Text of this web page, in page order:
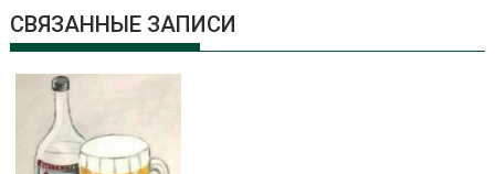
СВЯЗАННЫЕ ЗАПИСИ